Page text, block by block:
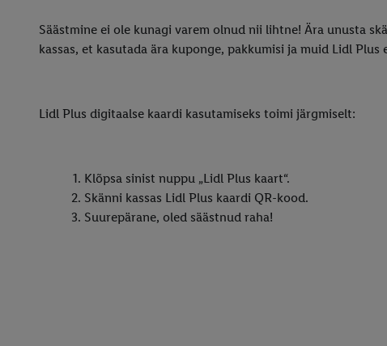
Säästmine ei ole kunagi varem olnud nii lihtne! Ära unusta
kassas, et kasutada ära kuponge, pakkumisi ja muid Lidl Plus
Lidl Plus digitaalse kaardi kasutamiseks toimi järgmiselt:
Klõpsa sinist nuppu „Lidl Plus kaart“.
Skänni kassas Lidl Plus kaardi QR-kood.
Suurepärane, oled säästnud raha!